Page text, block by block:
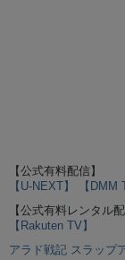
【公式有料配信】
【U-NEXT】
【DMM
【公式有料レンタル配
【Rakuten TV】
アラド戦記 スラップ